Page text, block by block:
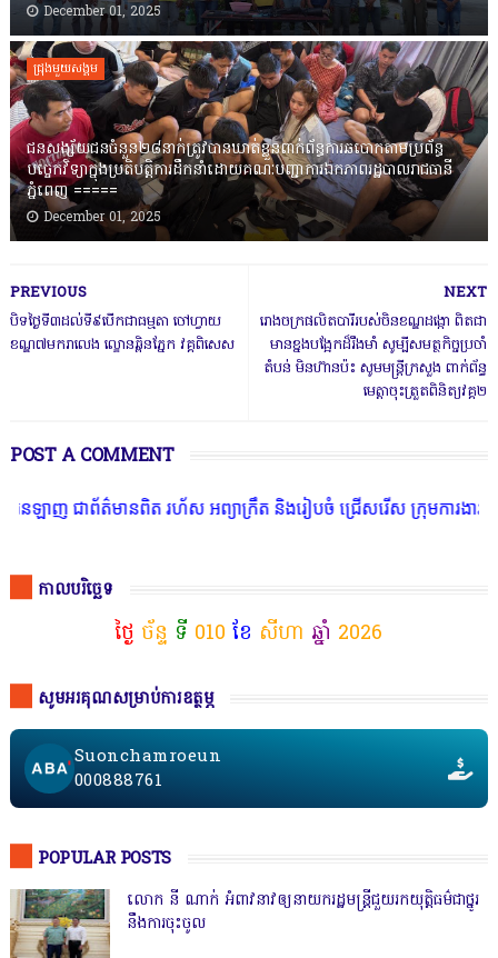
December 01, 2025
ជ្រុងមួយសង្គម
ជនសង្ស័យជនចំនួន២៨នាក់ត្រូវបានឃាត់ខ្លួនពាក់ព័ន្ធការឆបោកតាមប្រព័ន្ធ
បច្ចេកវិទ្យាក្នុងប្រតិបត្តិការដឹកនាំដោយគណៈបញ្ជាការឯកភាពរដ្ឋបាលរាជធានី
ភ្នំពេញ ‎=====
December 01, 2025
NEXT
រោងចក្រផលិតបារីរបស់ចិនខណ្ឌដង្កោ ពិតជា
មានខ្នងបង្អែកដ៏រឹងមាំ សូម្បីសមត្ថកិច្ចប្រចាំ
តំបន់ មិនហ៊ានប៉ះ សូមមន្ត្រីក្រសួង ពាក់ព័ន្ធ
មេត្តាចុះត្រួតពិនិត្យវគ្គ២
PREVIOUS
បិទថ្ងៃទី៣ដល់ទី៩បើកជាធម្មតា ចៅហ្វាយ
ខណ្ឌ៧មករាលេង ល្ខោនឆ្ពិនភ្នែក វគ្គពិសេស
POST A COMMENT
ពិត រហ័ស អព្យាក្រឹត និងរៀបចំ ជ្រើសរើស ក្រុមការងារ នៅតាមបណ្តាលរ
កាលបរិច្ឆេទ
ថ្ងៃ ច័ន្ទ ទី 010 ខែ សីហា ឆ្នាំ 2026
សូមអរគុណសម្រាប់ការឧត្ថម្ភ
Suonchamroeun
000888761
POPULAR POSTS
លោក នី ណាក់ អំពាវនាវឲ្យនាយករដ្ឋមន្ត្រីជួយរកយុត្តិធម៌ជាថ្នូរ
នឹងការចុះចូល